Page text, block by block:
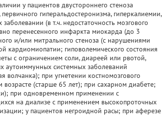
у пациентов двустороннего стеноза
гиперальдостеронизма, гиперкалиемии,
(в т.ч. недостаточность мозгового
перенесенного инфаркта миокарда (до 3
и/или митрального стеноза (с нарушениями
кардиомиопатии; гиповолемического состояния
с ограничением соли, диареей или рвотой,
аутоиммунных системных заболеваний
волчанка); при угнетении костномозгового
(старше 65 лет); при сахарном диабете;
при одновременном применении с
на диализе с применением высокопроточных
у пациентов негроидной расы; при аферезе